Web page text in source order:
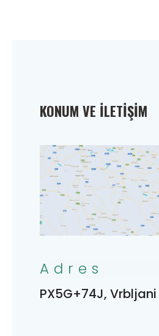
KONUM VE İLETIŞIM
Adres
PX5G+74J, Vrbljani